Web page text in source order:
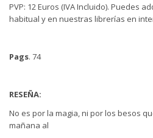
PVP: 12 Euros (IVA Incluido). Puedes
habitual y en nuestras librerías en
Pags. 74
RESEÑA:
No es por la magia, ni por los besos
mañana al